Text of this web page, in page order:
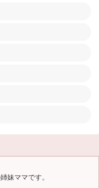
妹ママです。